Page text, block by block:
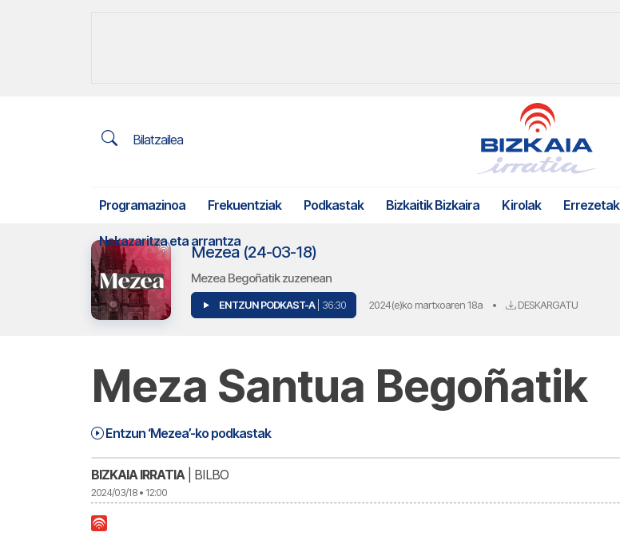
Bilatzailea
Programazinoa Frekuentziak Podkastak Bizkaitik Bizkaira Kirolak Errezetak
Nekazaritza eta arrantza
Mezea (24-03-18)
Mezea Begoñatik zuzenean
ENTZUN PODKAST-A | 36:30 2024(e)ko martxoaren 18a • DESKARGATU
Meza Santua Begoñatik
Entzun ‘Mezea’-ko podkastak
36:30 Mezea (24-03-18) | Mezea
BIZKAIA IRRATIA| BILBO
2024/03/18 • 12:00